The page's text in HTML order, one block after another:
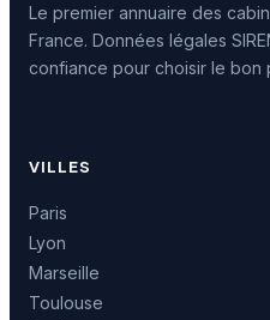
Le premier annuaire des
France. Données légales
confiance pour choisir le bon
VILLES
Paris
Lyon
Marseille
Toulouse